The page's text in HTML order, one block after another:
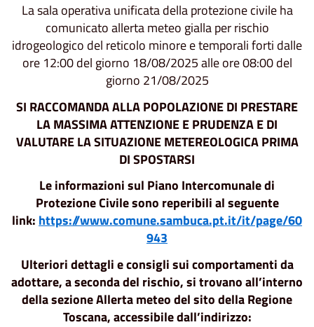
La sala operativa unificata della protezione civile ha
comunicato allerta meteo gialla per rischio
idrogeologico del reticolo minore e temporali forti dalle
ore 12:00 del giorno 18/08/2025 alle ore 08:00 del
giorno 21/08/2025
SI RACCOMANDA ALLA POPOLAZIONEDI PRESTARE
LA MASSIMA ATTENZIONE E PRUDENZA E DI
VALUTARE LA SITUAZIONE METEREOLOGICA PRIMA
DI SPOSTARSI
Le informazioni sul Piano Intercomunale di
Protezione Civile sono reperibili al seguente
link: https://www.comune.sambuca.pt.it/it/page/60
943
Ulteriori dettagli e consigli sui comportamenti da
adottare, a seconda del rischio, si trovano all’interno
della sezione Allerta meteo del sito della Regione
Toscana, accessibile dall’indirizzo: